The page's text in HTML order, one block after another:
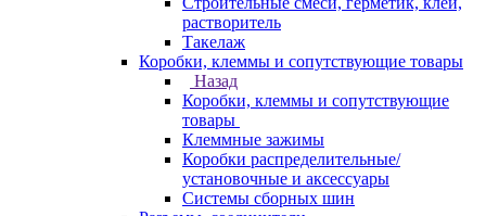
растворитель
Такелаж
Коробки, клеммы и сопутствующие товары
Назад
Коробки, клеммы и сопутствующие
товары
Клеммные зажимы
Коробки распределительные/
установочные и аксессуары
Системы сборных шин